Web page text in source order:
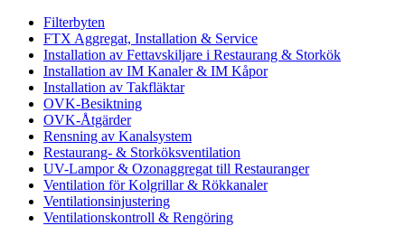
Filterbyten
FTX Aggregat, Installation & Service
Installation av Fettavskiljare i Restaurang & Storkök
Installation av IM Kanaler & IM Kåpor
Installation av Takfläktar
OVK-Besiktning
OVK-Åtgärder
Rensning av Kanalsystem
Restaurang- & Storköksventilation
UV-Lampor & Ozonaggregat till Restauranger
Ventilation för Kolgrillar & Rökkanaler
Ventilationsinjustering
Ventilationskontroll & Rengöring